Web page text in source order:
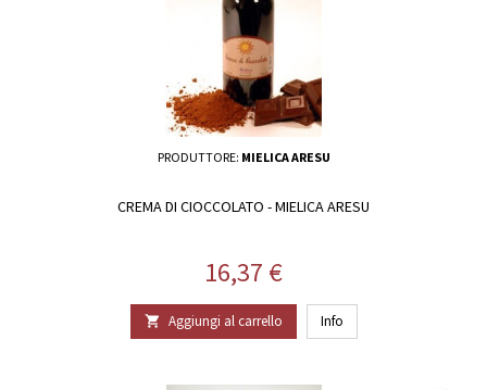
PRODUTTORE: MIELICA ARESU
CREMA DI CIOCCOLATO - MIELICA ARESU
Prezzo
16,37 €
 Aggiungi al carrello Info